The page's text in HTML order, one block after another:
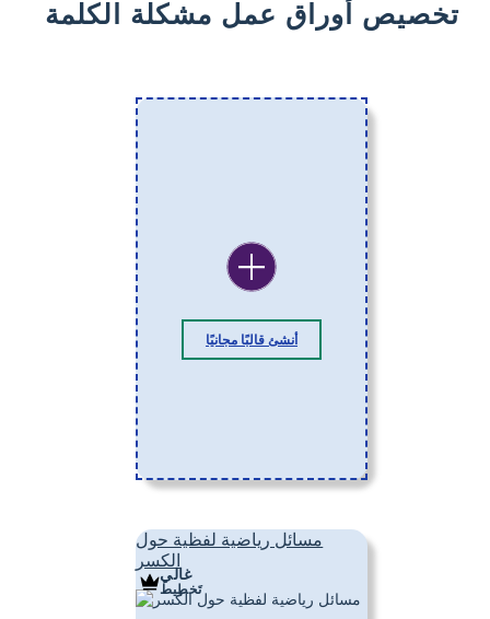
تخصيص أوراق عمل مشكلة الكلمة
أنشئ قالبًا مجانيًا
مسائل رياضية لفظية حول
الكسر
غالي
تَخطِيط